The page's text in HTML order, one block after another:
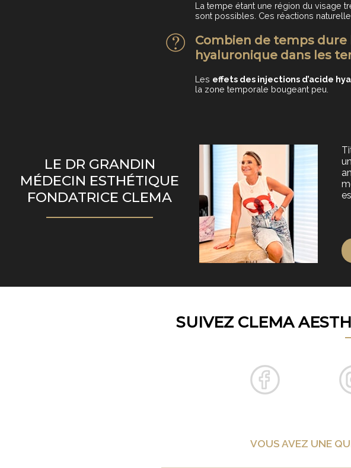
La tempe étant une région du visage
sont possibles. Ces réactions
Combien de temps dure
hyaluronique dans les
Les effets des injections d’acide
la zone temporale bougeant peu.
LE DR GRANDIN
MÉDECIN ESTHÉTIQUE
FONDATRICE CLEMA
SUIVEZ CLEMA
VOUS AVEZ UNE